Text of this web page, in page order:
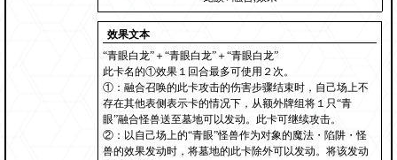
效果文本
“青眼白龙”＋“青眼白龙”＋“青眼白龙”
此卡名的①效果１回合最多可使用２次。
①：融合召唤的此卡攻击的伤害步骤结束时，自己场上不
存在其他表侧表示卡的情况下，从额外牌组将１只“青
眼”融合怪兽送至墓地可以发动。此卡可继续攻击。
②：以自己场上的“青眼”怪兽作为对象的魔法・陷阱・怪
兽的效果发动时，将墓地的此卡除外可以发动。将该发动